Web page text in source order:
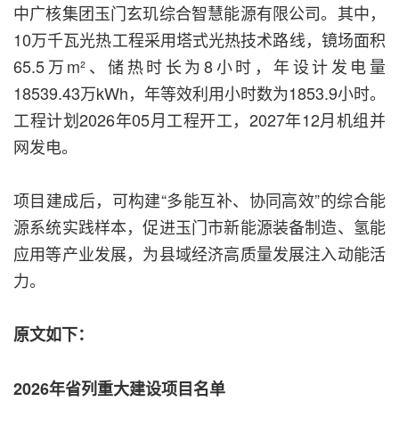
中广核集团玉门玄玑综合智慧能源有限公司。其中，
10万千瓦光热工程采用塔式光热技术路线，镜场面积
65.5万m²、储热时长为8小时，年设计发电量
18539.43万kWh，年等效利用小时数为1853.9小时。
工程计划2026年05月工程开工，2027年12月机组并
网发电。
项目建成后，可构建“多能互补、协同高效”的综合能
源系统实践样本，促进玉门市新能源装备制造、氢能
应用等产业发展，为县域经济高质量发展注入动能活
力。
原文如下：
2026年省列重大建设项目名单